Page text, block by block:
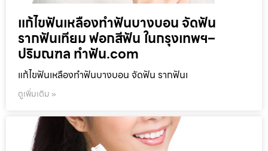
แก้ไขฟันเหลืองทำฟันบางบอน จัดฟัน
รากฟันเทียม ฟอกสีฟัน ในกรุงเทพฯ–
ปริมณฑล ทำฟัน.com
แก้ไขฟันเหลืองทำฟันบางบอน จัดฟัน รากฟันเ
ดูเพิ่มเติม »